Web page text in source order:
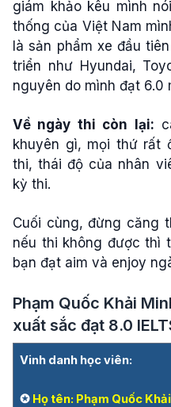
giám khảo kêu mình
thống của Việt Nam
là sản phẩm xe đầu
triển như Hyundai,
nguyên do mình đạt 6.0
Về ngày thi còn lại:
khuyên gì, mọi thứ rất
thi, thái độ của nhân
kỳ thi.
Cuối cùng, đừng căng
nếu thi không được thì
bạn đạt aim và enjoy
Phạm Quốc Khải
xuất sắc đạt 8.0
Vinh danh học viên:
✪ Họ tên: Phạm Quốc